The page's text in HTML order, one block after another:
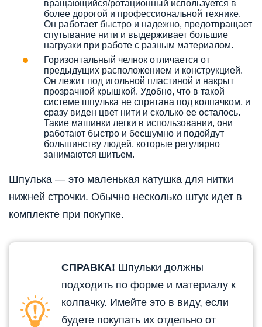
вращающийся/ротационный используется в
более дорогой и профессиональной технике.
Он работает быстро и надежно, предотвращает
спутывание нити и выдерживает большие
нагрузки при работе с разным материалом.
Горизонтальный челнок отличается от
предыдущих расположением и конструкцией.
Он лежит под игольной пластиной и накрыт
прозрачной крышкой. Удобно, что в такой
системе шпулька не спрятана под колпачком, и
сразу виден цвет нити и сколько ее осталось.
Такие машинки легки в использовании, они
работают быстро и бесшумно и подойдут
большинству людей, которые регулярно
занимаются шитьем.
Шпулька — это маленькая катушка для нитки
нижней строчки. Обычно несколько штук идет в
комплекте при покупке.
СПРАВКА! Шпульки должны
подходить по форме и материалу к
колпачку. Имейте это в виду, если
будете покупать их отдельно от